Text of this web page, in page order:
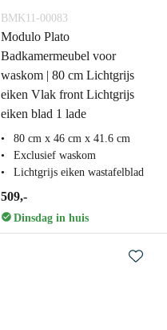
BMK11-00083
Modulo Plato
Badkamermeubel voor
waskom | 80 cm Lichtgrijs
eiken Vlak front Lichtgrijs
eiken blad 1 lade
80 cm x 46 cm x 41.6 cm
Exclusief waskom
Lichtgrijs eiken wastafelblad
509,-
Dinsdag in huis